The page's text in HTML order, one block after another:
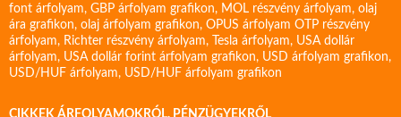
font árfolyam, GBP árfolyam grafikon, MOL részvény árfolyam, olaj
ára grafikon, olaj árfolyam grafikon, OPUS árfolyam OTP részvény
árfolyam, Richter részvény árfolyam, Tesla árfolyam, USA dollár
árfolyam, USA dollár forint árfolyam grafikon, USD árfolyam grafikon,
USD/HUF árfolyam, USD/HUF árfolyam grafikon
CIKKEK ÁRFOLYAMOKRÓL, PÉNZÜGYEKRŐL